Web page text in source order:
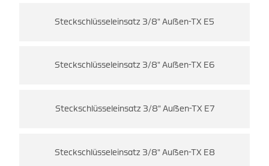
Steckschlüsseleinsatz 3/8" Außen-TX E5
Steckschlüsseleinsatz 3/8" Außen-TX E6
Steckschlüsseleinsatz 3/8" Außen-TX E7
Steckschlüsseleinsatz 3/8" Außen-TX E8